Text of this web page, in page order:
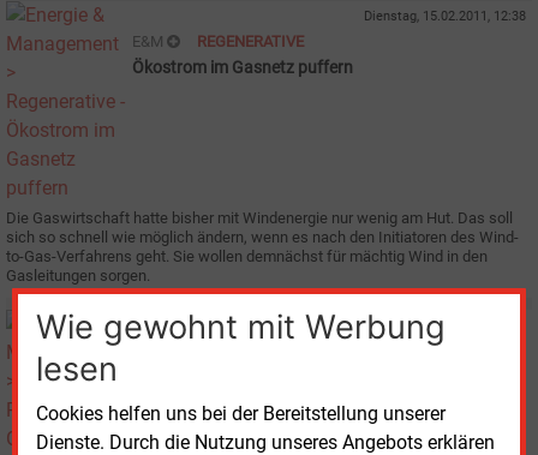
Wie gewohnt mit Werbung
lesen
Cookies helfen uns bei der Bereitstellung unserer
Dienste. Durch die Nutzung unseres Angebots erklären
Dienstag, 15.02.2011, 12:38
E&M REGENERATIVE
Ökostrom im Gasnetz puffern
Die Gaswirtschaft hatte bisher mit Windenergie nur wenig am Hut. Das soll
sich so schnell wie möglich ändern, wenn es nach den Initiatoren des Wind-
to-Gas-Verfahrens geht. Sie wollen demnächst für mächtig Wind in den
Gasleitungen sorgen.
Mittwoch, 19.01.2011, 11:54